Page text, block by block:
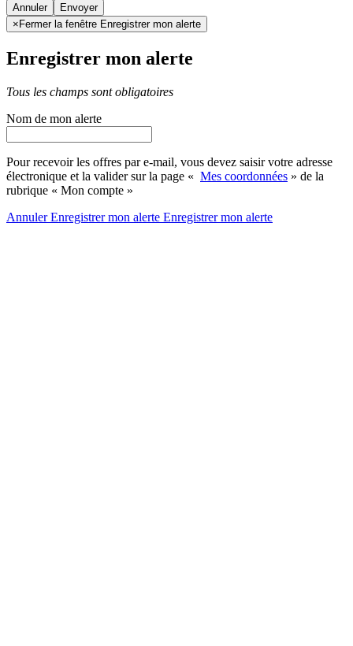
Annuler
× Fermer la fenêtre Enregistrer mon alerte
Enregistrer mon alerte
Tous les champs sont obligatoires
Nom de mon alerte
Pour recevoir les offres par e-mail, vous devez saisir votre adresse
électronique et la valider sur la page « Mes coordonnées » de la
rubrique « Mon compte »
AnnulerEnregistrer mon alerte Enregistrermon alerte